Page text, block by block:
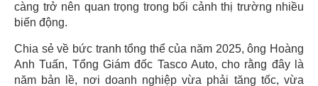
càng trở nên quan trọng trong bối cảnh thị trường nhiều
biến động.
Chia sẻ về bức tranh tổng thể của năm 2025, ông Hoàng
Anh Tuấn, Tổng Giám đốc Tasco Auto, cho rằng đây là
năm bản lề, nơi doanh nghiệp vừa phải tăng tốc, vừa